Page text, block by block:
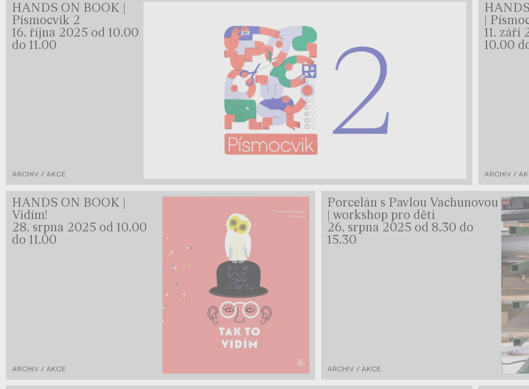
HANDS ON BOOK |
Písmocvik 2
16. října 2025 od 10.00
do 11.00
ARCHIV / AKCE
|
11. září
10.00
ARCHIV /
HANDS ON BOOK |
Vidím!
28. srpna 2025 od 10.00
do 11.00
ARCHIV / AKCE
Porcelán s Pavlou Vachunovou
| workshop pro děti
26. srpna 2025 od 8.30 do
15.30
ARCHIV / AKCE